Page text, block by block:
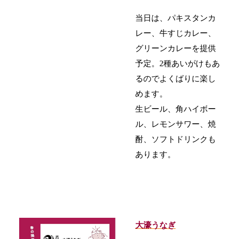
当日は、パキスタンカ
レー、牛すじカレー、
グリーンカレーを提供
予定。2種あいがけもあ
るのでよくばりに楽し
めます。
生ビール、角ハイボー
ル、レモンサワー、焼
酎、ソフトドリンクも
あります。
大濠うなぎ